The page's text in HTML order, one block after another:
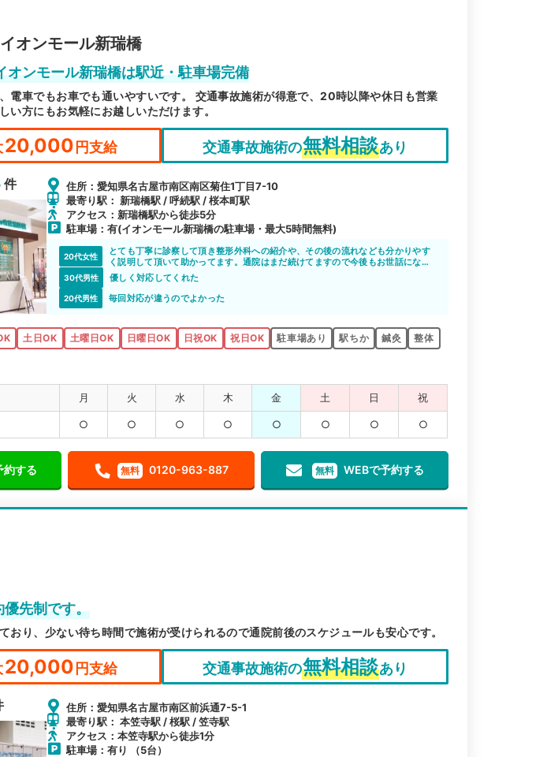
オンモール新瑞橋
オンモール新瑞橋は駅近・駐車場完備
電車でもお車でも通いやすいです。 交通事故施術が得意で、20時以降や休日も営業
い方にもお気軽にお越しいただけます。
20,000円支給 交通事故施術の無料相談あり
件
住所：愛知県名古屋市南区南区菊住1丁目7-10
最寄り駅： 新瑞橋駅 / 呼続駅 / 桜本町駅
アクセス：新瑞橋駅から徒歩5分
駐車場：有(イオンモール新瑞橋の駐車場・最大5時間無料)
20代女性
とても丁寧に診察して頂き整形外科への紹介や、その後の流れなども分かりやす
く説明して頂いて助かってます。通院はまだ続けてますので今後もお世話になる
予定です。
30代男性 優しく対応してくれた
20代男性 毎回対応が違うのでよかった
土日OK 土曜日OK 日曜日OK 日祝OK 祝日OK 駐車場あり 駅ちか 鍼灸
整体
月 火 水 木 金 土 日 祝
○ ○ ○ ○ ○ ○ ○ ○
約する 無料 0120-963-887 無料 WEBで予約する
優先制です。
おり、少ない待ち時間で施術が受けられるので通院前後のスケジュールも安心です。
20,000円支給 交通事故施術の無料相談あり
住所：愛知県名古屋市南区前浜通7-5-1
最寄り駅： 本笠寺駅 / 桜駅 / 笠寺駅
アクセス：本笠寺駅から徒歩1分
駐車場：有り （5台）